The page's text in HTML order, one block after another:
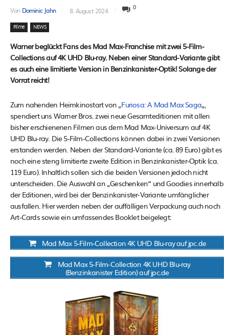
Von Dominic Jahn 8. August 2024 0
Filme NEWS
Warner beglückt Fans des Mad Max-Franchise mit zwei 5-Film-
Collections auf 4K UHD Blu-ray. Neben einer Standard-Variante gibt
es auch eine limitierte Version in Benzinkanister-Optik! Solange der
Vorrat reicht!
Zum nahenden Heimkinostart von „Furiosa: A Mad Max Saga„,
spendiert uns Warner Bros. zwei neue Gesamteditionen mit allen
bisher erschienenen Filmen aus dem Mad Max-Universum auf 4K
UHD Blu-ray. Die 5-Film-Collections können dabei in zwei Versionen
erstanden werden. Neben der Standard-Variante (ca. 89 Euro) gibt es
noch eine steng limitierte zweite Edition in Benzinkanister-Optik (ca.
119 Euro). Inhaltlich sollen sich die beiden Versionen jedoch nicht
unterscheiden. Die Auswahl an „Geschenken“ und Goodies innerhalb
der Editionen, wird bei der Benzinkanister-Variante umfänglicher
ausfallen. Hier werden neben der auffälligen Verpackung auch noch
Art-Cards sowie ein umfassendes Booklet beigelegt:
Mad Max 5-Film-Collection 4K UHD Blu-ray auf jpc.de
Mad Max 5-Film-Collection 4K UHD Blu-ray
(Benzinkanister Edition) auf jpc.de